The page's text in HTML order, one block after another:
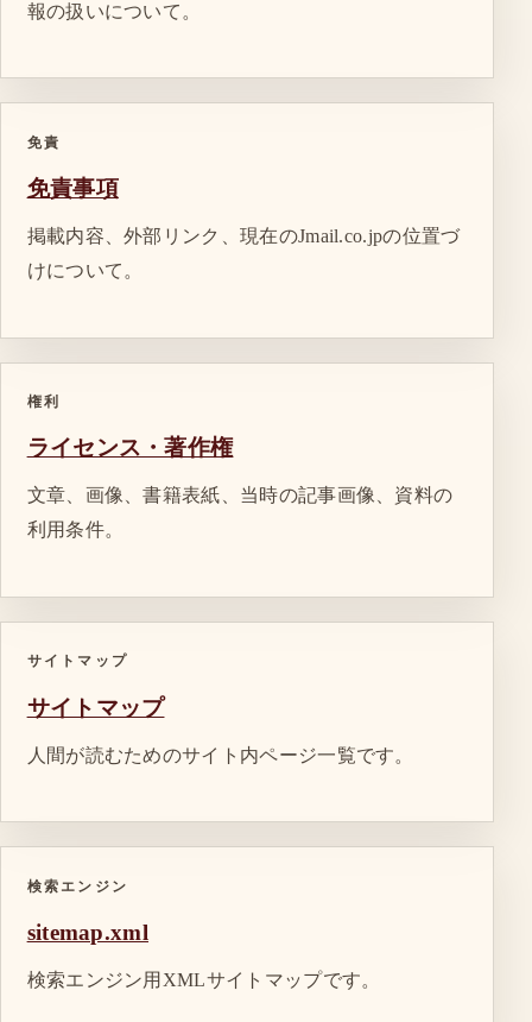
報の扱いについて。
免責
免責事項
掲載内容、外部リンク、現在のJmail.co.jpの位置づ
けについて。
権利
ライセンス・著作権
文章、画像、書籍表紙、当時の記事画像、資料の
利用条件。
サイトマップ
サイトマップ
人間が読むためのサイト内ページ一覧です。
検索エンジン
sitemap.xml
検索エンジン用XMLサイトマップです。